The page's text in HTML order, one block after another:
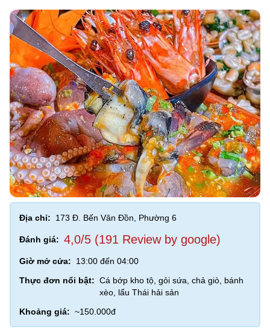
Địa chỉ: 173 Đ. Bến Vân Đồn, Phường 6
Đánh giá: 4,0/5 (191 Review by google)
Giờ mở cửa:
13:00 đến 04:00
Thực đơn nổi bật: Cá bớp kho tộ, gỏi sứa, chả giò, bánh
xèo, lẩu Thái hải sản
Khoảng giá: ~150.000đ